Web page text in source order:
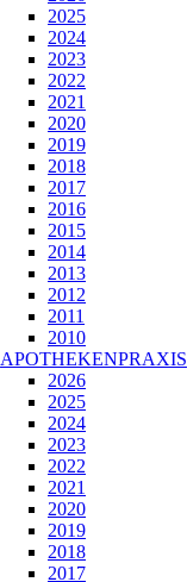
2025
2024
2023
2022
2021
2020
2019
2018
2017
2016
2015
2014
2013
2012
2011
2010
APOTHEKENPRAXIS
2026
2025
2024
2023
2022
2021
2020
2019
2018
2017